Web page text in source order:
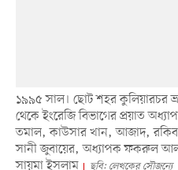
১৯৯৫ সাল। ছোট শহর কুলিয়ারচর
থেকে ইংরেজি বিভাগের প্রয়াত
তমাল, কাউসার খান, আজাদ, রকিব
সানী জুবায়ের, অধ্যাপক ফকরুল
সায়মা ইসলাম
ছবি: লেখকের সৌজন্যে